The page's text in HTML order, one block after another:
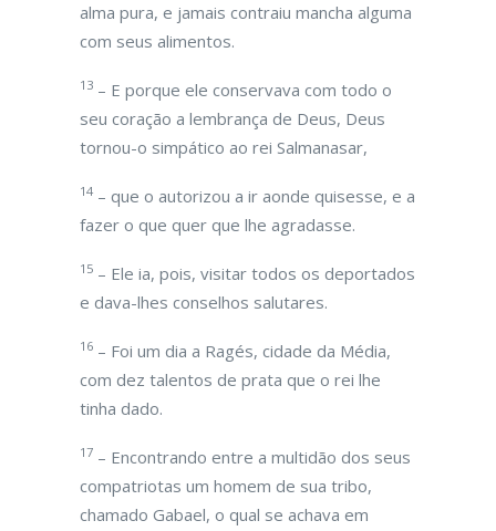
alma pura, e jamais contraiu mancha alguma
com seus alimentos.
13 – E porque ele conservava com todo o
seu coração a lembrança de Deus, Deus
tornou-o simpático ao rei Salmanasar,
14 – que o autorizou a ir aonde quisesse, e a
fazer o que quer que lhe agradasse.
15 – Ele ia, pois, visitar todos os deportados
e dava-lhes conselhos salutares.
16 – Foi um dia a Ragés, cidade da Média,
com dez talentos de prata que o rei lhe
tinha dado.
17 – Encontrando entre a multidão dos seus
compatriotas um homem de sua tribo,
chamado Gabael, o qual se achava em